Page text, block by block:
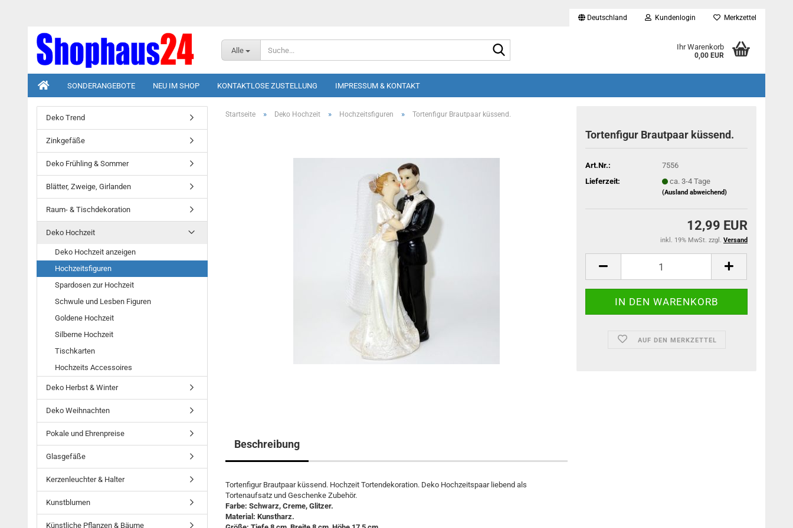
Deutschland Kundenlogin Merkzettel
Alle Ihr Warenkorb
0,00 EUR
SONDERANGEBOTE NEU IM SHOP KONTAKTLOSE ZUSTELLUNG IMPRESSUM & KONTAKT
Startseite » Deko Hochzeit » Hochzeitsfiguren » Tortenfigur Brautpaar küssend.
Tortenfigur Brautpaar küssend.
Art.Nr.:
7556
Lieferzeit:
ca. 3-4 Tage
(Ausland abweichend)
12,99 EUR
inkl. 19% MwSt. zzgl. Versand
AUF DEN MERKZETTEL
Beschreibung
Tortenfigur Brautpaar küssend. Hochzeit Tortendekoration. Deko Hochzeitspaar liebend als
Tortenaufsatz und Geschenke Zubehör.
Farbe: Schwarz, Creme, Glitzer.
Material: Kunstharz.
Deko Trend
Zinkgefäße
Deko Frühling & Sommer
Blätter, Zweige, Girlanden
Raum- & Tischdekoration
Deko Hochzeit
Deko Hochzeit anzeigen
Hochzeitsfiguren
Spardosen zur Hochzeit
Schwule und Lesben Figuren
Goldene Hochzeit
Silberne Hochzeit
Tischkarten
Hochzeits Accessoires
Deko Herbst & Winter
Deko Weihnachten
Pokale und Ehrenpreise
Glasgefäße
Kerzenleuchter & Halter
Kunstblumen
Künstliche Pflanzen & Bäume